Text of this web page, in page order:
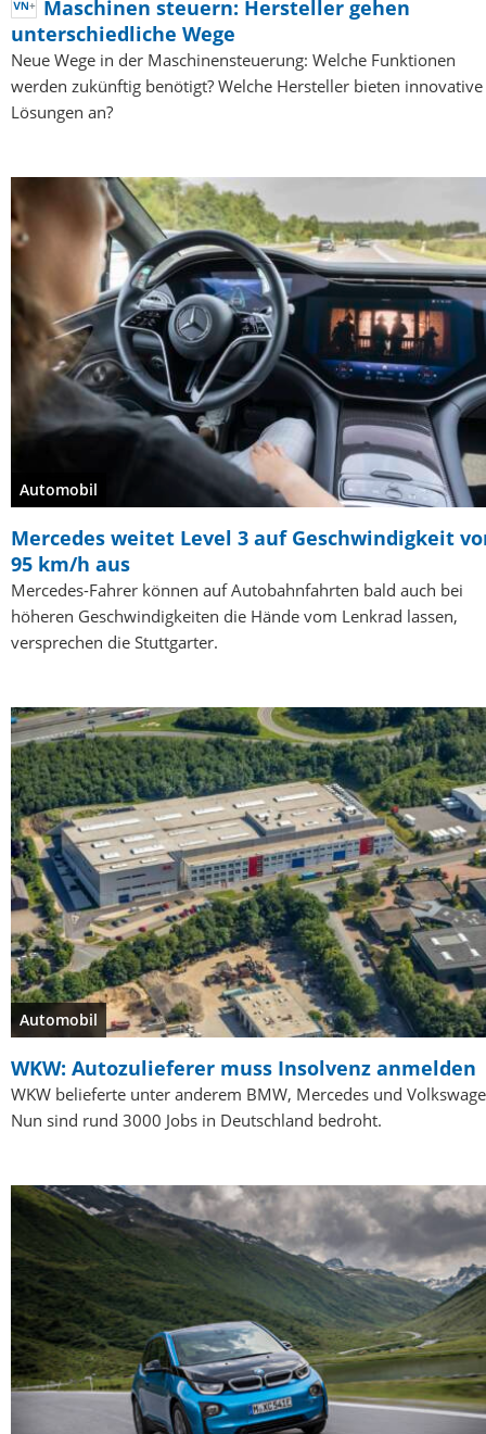
Maschinen steuern: Hersteller gehen
unterschiedliche Wege
Neue Wege in der Maschinensteuerung: Welche Funktionen
werden zukünftig benötigt? Welche Hersteller bieten innovative
Lösungen an?
Automobil
Mercedes weitet Level 3 auf Geschwindigkeit
95 km/h aus
Mercedes-Fahrer können auf Autobahnfahrten bald auch bei
höheren Geschwindigkeiten die Hände vom Lenkrad lassen,
versprechen die Stuttgarter.
Automobil
WKW: Autozulieferer muss Insolvenz anmelden
WKW belieferte unter anderem BMW, Mercedes und
Nun sind rund 3000 Jobs in Deutschland bedroht.